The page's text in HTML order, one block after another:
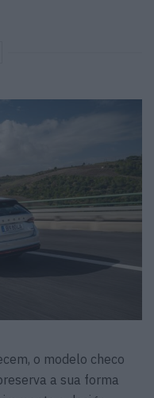
o modelo checo
a sua forma